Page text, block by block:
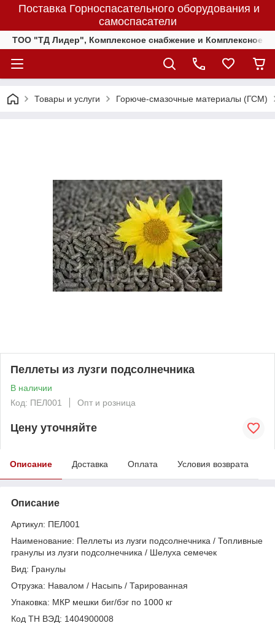
Поставка Горноспасательного оборудования и
самоспасатели
ТОО "ТД Лидер", Комплексное снабжение и Комплексное
Товары и услуги Горюче-смазочные материалы (ГСМ)
Пеллеты из лузги подсолнечника
В наличии
Код: ПЕЛ001
Опт и розница
Цену уточняйте
Описание Доставка Оплата Условия возврата
Описание
Артикул: ПЕЛ001
Наименование: Пеллеты из лузги подсолнечника / Топливные
гранулы из лузги подсолнечника / Шелуха семечек
Вид: Гранулы
Отрузка: Навалом / Насыпь / Тарированная
Упаковка: МКР мешки биг/бэг по 1000 кг
Код ТН ВЭД: 1404900008